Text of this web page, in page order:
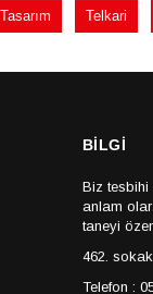
Telkari
BİLGİ
Biz
anlam
taneyi
462.
Telefon :